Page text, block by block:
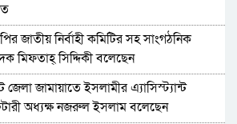
জাতীয় নির্বাহী কমিটির সহ সাংগঠনিক
মিফতাহ্ সিদ্দিকী বলেছেন
জেলা জামায়াতে ইসলামীর এ্যাসিস্ট্যান্ট
অধ্যক্ষ নজরুল ইসলাম বলেছেন